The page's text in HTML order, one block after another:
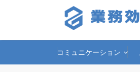
コミュニケーション